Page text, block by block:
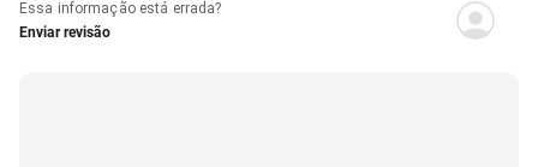
Essa informação está errada?
Enviar revisão